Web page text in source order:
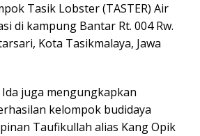
Tasik Lobster (TASTER) Air
di kampung Bantar Rt. 004 Rw.
Kota Tasikmalaya, Jawa
juga mengungkapkan
kelompok budidaya
Taufikullah alias Kang Opik